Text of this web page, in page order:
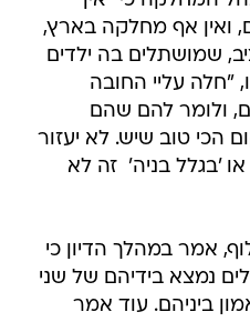
אף מחלקה בארץ,
שמושתלים בה ילדים
"חלה עליי החובה
ולומר להם שהם
הכי טוב שיש. לא יעזור
'בגלל בניה'  זה לא
אמר במהלך הדיון כי
נמצא בידיהם של שני
ביניהם. עוד אמר